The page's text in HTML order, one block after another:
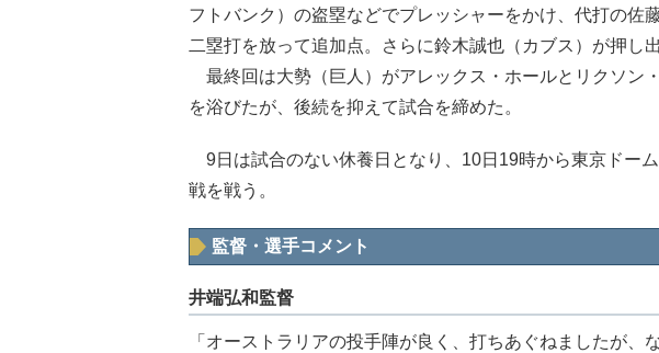
フトバンク）の盗塁などでプレッシャーをかけ、代打の佐
二塁打を放って追加点。さらに鈴木誠也（カブス）が押し
最終回は大勢（巨人）がアレックス・ホールとリクソン
を浴びたが、後続を抑えて試合を締めた。
9日は試合のない休養日となり、10日19時から東京ドー
戦を戦う。
監督・選手コメント
井端弘和監督
「オーストラリアの投手陣が良く、打ちあぐねましたが、